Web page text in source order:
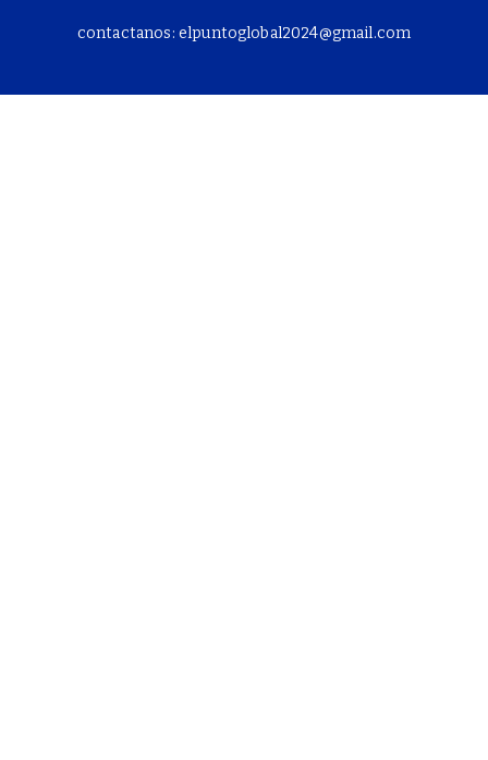
contactanos: elpuntoglobal2024@gmail.com